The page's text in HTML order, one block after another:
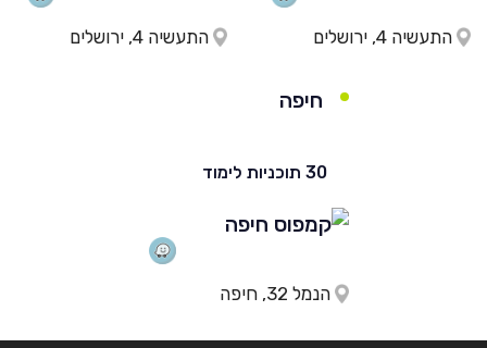
התעשיה 4, ירושלים התעשיה 4, ירושלים
חיפה
30 תוכניות לימוד
הנמל 32, חיפה